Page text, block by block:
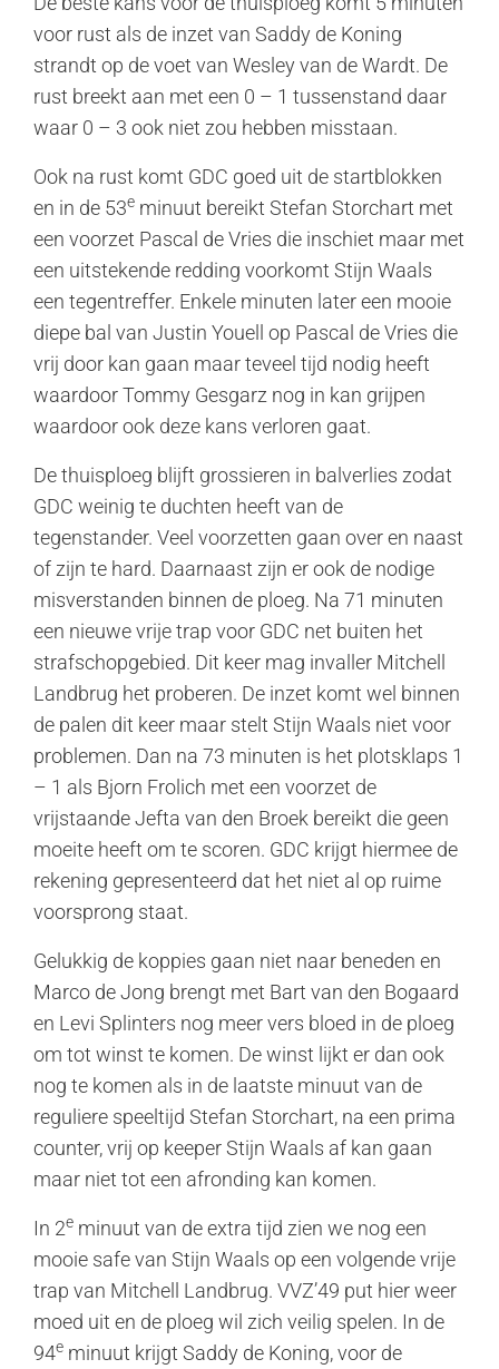
voor rust als de inzet van Saddy de Koning
strandt op de voet van Wesley van de Wardt. De
rust breekt aan met een 0 – 1 tussenstand daar
waar 0 – 3 ook niet zou hebben misstaan.
Ook na rust komt GDC goed uit de startblokken
en in de 53e minuut bereikt Stefan Storchart met
een voorzet Pascal de Vries die inschiet maar met
een uitstekende redding voorkomt Stijn Waals
een tegentreffer. Enkele minuten later een mooie
diepe bal van Justin Youell op Pascal de Vries die
vrij door kan gaan maar teveel tijd nodig heeft
waardoor Tommy Gesgarz nog in kan grijpen
waardoor ook deze kans verloren gaat.
De thuisploeg blijft grossieren in balverlies zodat
GDC weinig te duchten heeft van de
tegenstander. Veel voorzetten gaan over en naast
of zijn te hard. Daarnaast zijn er ook de nodige
misverstanden binnen de ploeg. Na 71 minuten
een nieuwe vrije trap voor GDC net buiten het
strafschopgebied. Dit keer mag invaller Mitchell
Landbrug het proberen. De inzet komt wel binnen
de palen dit keer maar stelt Stijn Waals niet voor
problemen. Dan na 73 minuten is het plotsklaps 1
– 1 als Bjorn Frolich met een voorzet de
vrijstaande Jefta van den Broek bereikt die geen
moeite heeft om te scoren. GDC krijgt hiermee de
rekening gepresenteerd dat het niet al op ruime
voorsprong staat.
Gelukkig de koppies gaan niet naar beneden en
Marco de Jong brengt met Bart van den Bogaard
en Levi Splinters nog meer vers bloed in de ploeg
om tot winst te komen. De winst lijkt er dan ook
nog te komen als in de laatste minuut van de
reguliere speeltijd Stefan Storchart, na een prima
counter, vrij op keeper Stijn Waals af kan gaan
maar niet tot een afronding kan komen.
In 2e minuut van de extra tijd zien we nog een
mooie safe van Stijn Waals op een volgende vrije
trap van Mitchell Landbrug. VVZ’49 put hier weer
moed uit en de ploeg wil zich veilig spelen. In de
94e minuut krijgt Saddy de Koning, voor de